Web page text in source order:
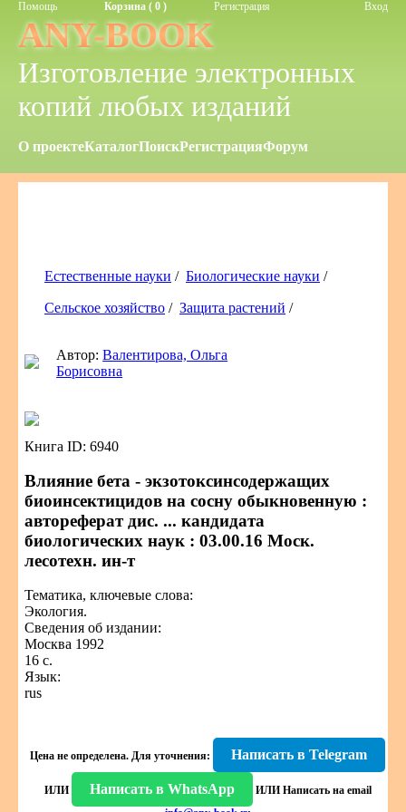
Помощь Корзина ( 0 ) Регистрация Вход
ANY-BOOK
Изготовление электронных
копий любых изданий
О проектеКаталогПоискРегистрацияФорум
Естественные науки / Биологические науки /
Сельское хозяйство / Защита растений /
Автор:Валентирова, Ольга
Борисовна
Книга ID: 6940
Влияние бета - экзотоксинсодержащих
биоинсектицидов на сосну обыкновенную :
автореферат дис. ... кандидата
биологических наук : 03.00.16 Моск.
лесотехн. ин-т
Тематика, ключевые слова:
Экология.
Сведения об издании:
Москва 1992
16 с.
Язык:
rus
Цена не определена. Для уточнения: Написать в Telegram
ИЛИ Написать в WhatsApp ИЛИ Написать на email